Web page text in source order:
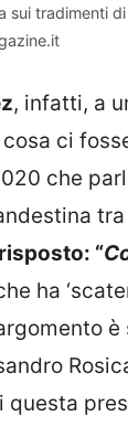
sui tradimenti
, infatti, a
ci
che
“
ha
questa